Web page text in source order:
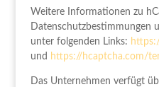
Weitere Informationen zu
Datenschutzbestimmungen
unter folgenden Links:
und https://hcaptcha.com/
Das Unternehmen verfügt